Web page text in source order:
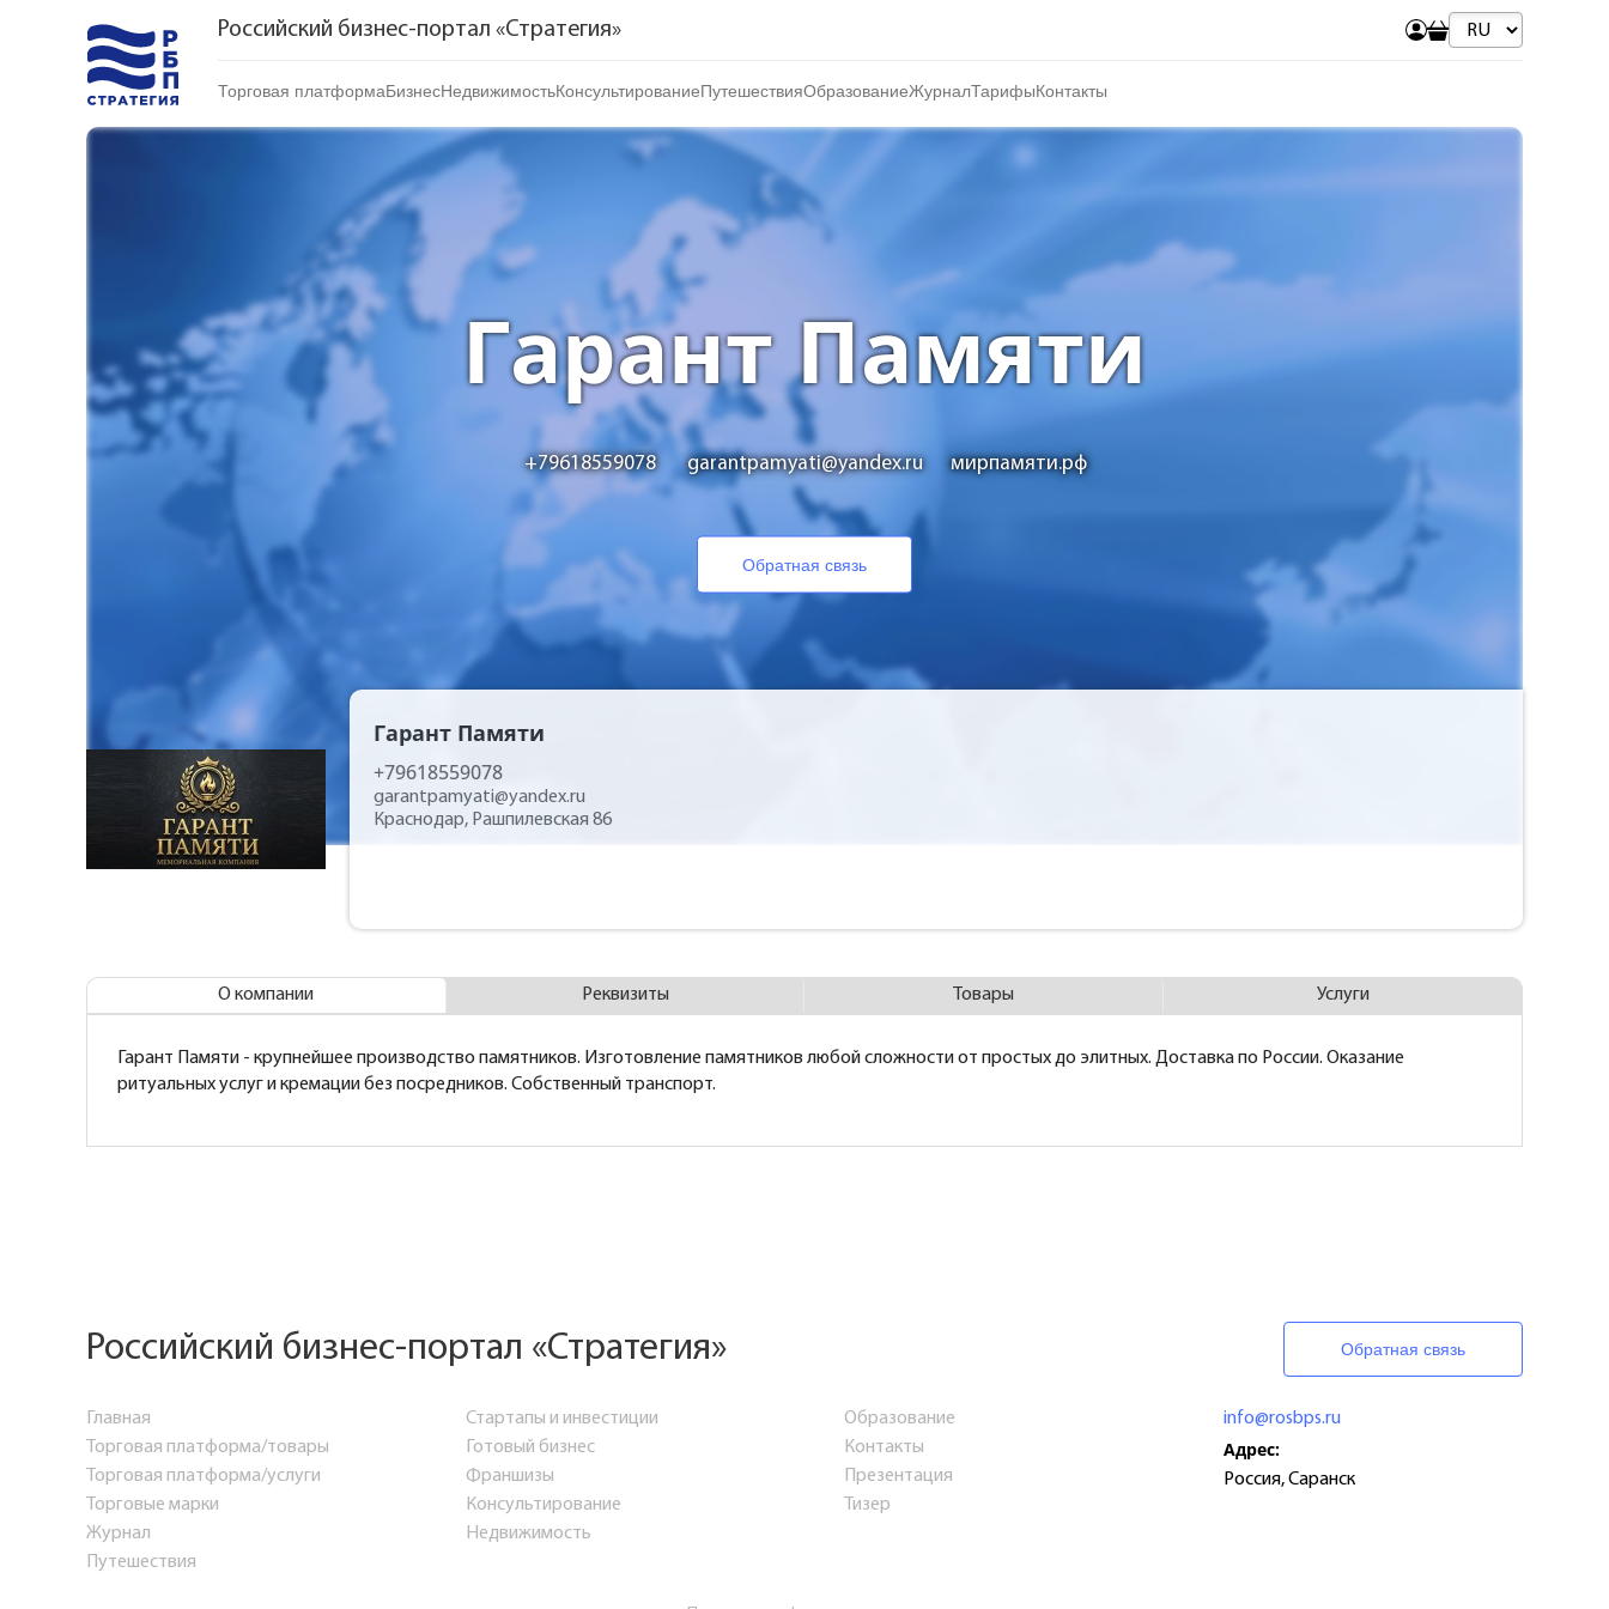
Российский бизнес-портал «Стратегия»
Торговая платформа
Торговая платформа | Товары
Торговая платформа | Услуги
Торговые марки
Бизнес
Стартапы и инвестиции
Готовый бизнес
Недвижимость
Купить
Посуточно
Риелтор
КонсультированиеПутешествияОбразованиеЖурналТарифыКонтакты
Гарант Памяти
+79618559078 garantpamyati@yandex.ru мирпамяти.рф
Обратная связь
Гарант Памяти
+79618559078
garantpamyati@yandex.ru
Краснодар, Рашпилевская 86
О компании Реквизиты Товары Услуги
Гарант Памяти - крупнейшее производство памятников. Изготовление памятников любой сложности от простых до элитных. Доставка по России. Оказание
ритуальных услуг и кремации без посредников. Собственный транспорт.
Российский бизнес-портал «Стратегия» Обратная связь
Главная
Торговая платформа/товары
Торговая платформа/услуги
Торговые марки
Журнал
Путешествия
Стартапы и инвестиции
Готовый бизнес
Франшизы
Консультирование
Недвижимость
Образование
Контакты
Презентация
Тизер
info@rosbps.ru
Адрес:
Россия,Саранск